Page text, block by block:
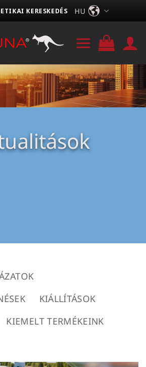
KERESKEDÉS HU
KIÁLLÍTÁSOK
KIEMELT TERMÉKEINK